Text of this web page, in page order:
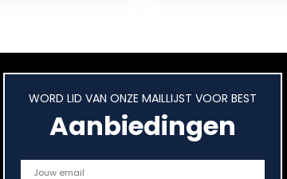
WORD LID VAN ONZE MAILLIJST VOOR BEST
Aanbiedingen